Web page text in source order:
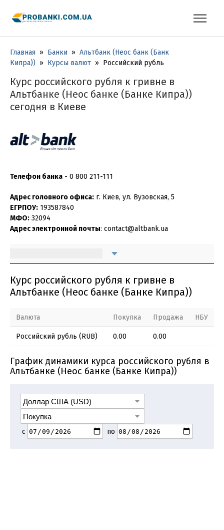
Главная » Банки » Альтбанк (Неос банк (Банк
Кипра)) » Курсы валют » Российский рубль
Курс российского рубля к гривне в
Альтбанке (Неос банке (Банке Кипра))
сегодня в Киеве
Телефон банка - 0 800 211-111
Адрес головного офиса: г. Киев, ул. Вузовская, 5
ЕГРПОУ: 193587840
МФО: 32094
Адрес электронной почты: contact@altbank.ua
Курс российского рубля к гривне в
Альтбанке (Неос банке (Банке Кипра))
Валюта Покупка Продажа НБУ
Российский рубль (RUB) 0.00 0.00
График динамики курса российского рубля в
Альтбанке (Неос банке (Банке Кипра))
с по